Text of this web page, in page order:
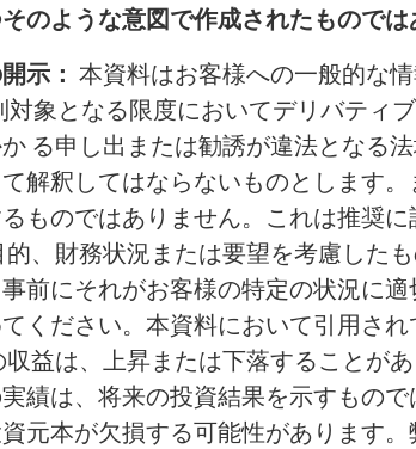
のような意図で作成されたものでは
示： 本資料はお客様への一般的な
象となる限度においてデリバティ
る申し出または勧誘が違法となる
解釈してはならないものとします
ものではありません。これは推奨に
、財務状況または要望を考慮した
前にそれがお客様の特定の状況に
ください。本資料において引用さ
益は、上昇または下落することが
績は、将来の投資結果を示すもの
元本が欠損する可能性があります